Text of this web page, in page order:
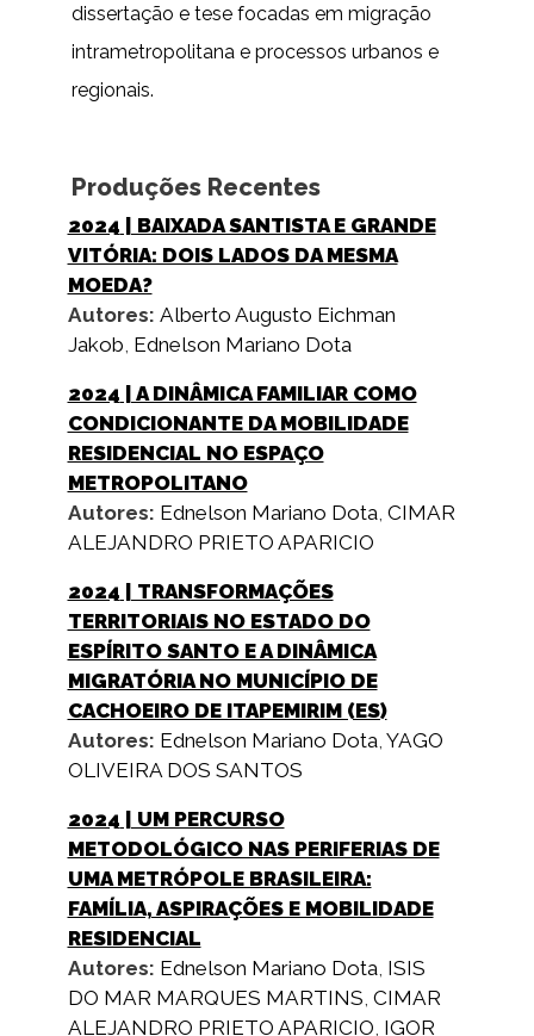
dissertação e tese focadas em migração
intrametropolitana e processos urbanos e
regionais.
Produções Recentes
2024 | BAIXADA SANTISTA E GRANDE
VITÓRIA: DOIS LADOS DA MESMA
MOEDA?
Autores: Alberto Augusto Eichman
Jakob Ednelson Mariano Dota
2024 | A DINÂMICA FAMILIAR COMO
CONDICIONANTE DA MOBILIDADE
RESIDENCIAL NO ESPAÇO
METROPOLITANO
Autores: Ednelson Mariano Dota, CIMAR
ALEJANDRO PRIETO APARICIO
2024 | TRANSFORMAÇÕES
TERRITORIAIS NO ESTADO DO
ESPÍRITO SANTO E A DINÂMICA
MIGRATÓRIA NO MUNICÍPIO DE
CACHOEIRO DE ITAPEMIRIM (ES)
Autores: Ednelson Mariano Dota, YAGO
OLIVEIRA DOS SANTOS
2024 | UM PERCURSO
METODOLÓGICO NAS PERIFERIAS DE
UMA METRÓPOLE BRASILEIRA:
FAMÍLIA, ASPIRAÇÕES E MOBILIDADE
RESIDENCIAL
Autores: Ednelson Mariano Dota, ISIS
DO MAR MARQUES MARTINS CIMAR
ALEJANDRO PRIETO APARICIO IGOR